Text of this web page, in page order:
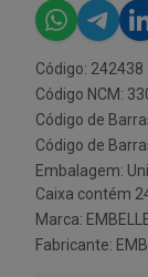
Código: 242438
Código NCM:
Código de
Código de
Embalagem:
Caixa contém
Marca:
Fabricante: